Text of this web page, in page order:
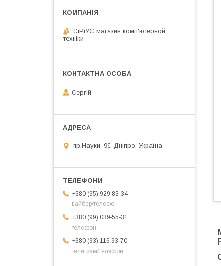
СiРiУС магазин комп'ютерной
техніки
Сергій
пр.Науки, 99, Дніпро, Україна
+380 (95) 929-83-34
вайбер/телефон
+380 (99) 039-55-31
телефон
+380 (93) 116-93-70
телеграм/телефон